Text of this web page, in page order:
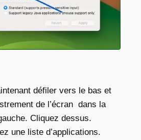
défiler vers le bas et
de l’écran dans la
Cliquez dessus.
liste d’applications.